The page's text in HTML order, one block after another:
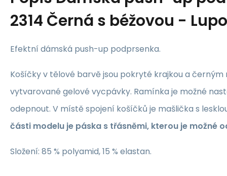
2314 Černá s béžovou -
Efektní dámská push-up podprsenka.
Košíčky v tělové barvě jsou pokryté krajkou a
vytvarované gelové vycpávky. Ramínka je možné
odepnout. V místě spojení košíčků je mašlička s
části modelu je páska s třásněmi, kterou je možné
Složení: 85 % polyamid, 15 % elastan.